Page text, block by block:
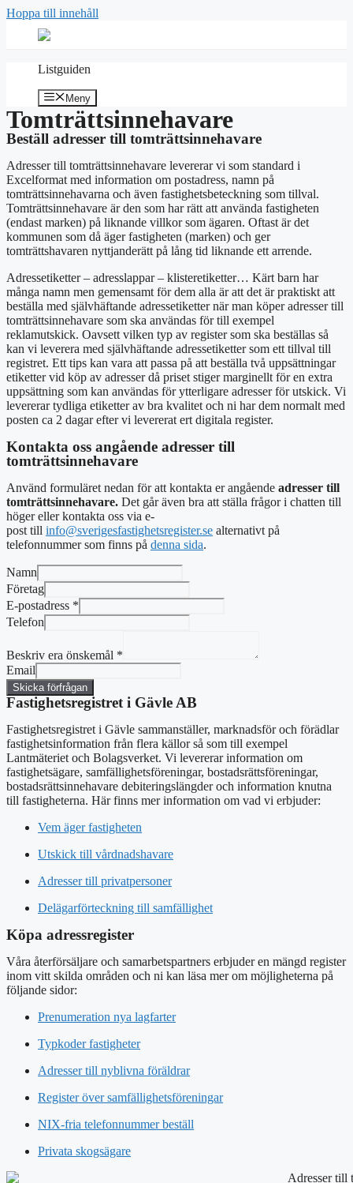
Hoppa till innehåll
Listguiden
Meny
Tomträttsinnehavare
Beställ adresser till tomträttsinnehavare
Adresser till tomträttsinnehavare levererar vi som standard i
Excelformat med information om postadress, namn på
tomträttsinnehavarna och även fastighetsbeteckning som tillval.
Tomträttsinnehavare är den som har rätt att använda fastigheten
(endast marken) på liknande villkor som ägaren. Oftast är det
kommunen som då äger fastigheten (marken) och ger
tomträttshavaren nyttjanderätt på lång tid liknande ett arrende.
Adressetiketter – adresslappar – klisteretiketter… Kärt barn har
många namn men gemensamt för dem alla är att det är praktiskt att
beställa med självhäftande adressetiketter när man köper adresser till
tomträttsinnehavare som ska användas för till exempel
reklamutskick. Oavsett vilken typ av register som ska beställas så
kan vi leverera med självhäftande adressetiketter som ett tillval till
registret. Ett tips kan vara att passa på att beställa två uppsättningar
etiketter vid köp av adresser då priset stiger marginellt för en extra
uppsättning som kan användas för ytterligare adresser för utskick. Vi
levererar tydliga etiketter av bra kvalitet och ni har dem normalt med
posten ca 2 dagar efter vi levererat ert digitala register.
Kontakta oss angående adresser till
tomträttsinnehavare
Använd formuläret nedan för att kontakta er angående adresser till
tomträttsinnehavare. Det går även bra att ställa frågor i chatten till
höger eller kontakta oss via e-
post till info@sverigesfastighetsregister.se alternativt på
telefonnummer som finns på denna sida.
Namn
Företag
E-postadress *
Telefon
Beskriv era önskemål *
Email
Skicka förfrågan
Fastighetsregistret i Gävle AB
Fastighetsregistret i Gävle sammanställer, marknadsför och förädlar
fastighetsinformation från flera källor så som till exempel
Lantmäteriet och Bolagsverket. Vi levererar information om
fastighetsägare, samfällighetsföreningar, bostadsrättsföreningar,
bostadsrättsinnehavare debiteringslängder och information knutna
till fastigheterna. Här finns mer information om vad vi erbjuder:
Vem äger fastigheten
Utskick till vårdnadshavare
Adresser till privatpersoner
Delägarförteckning till samfällighet
Köpa adressregister
Våra återförsäljare och samarbetspartners erbjuder en mängd register
inom vitt skilda områden och ni kan läsa mer om möjligheterna på
följande sidor:
Prenumeration nya lagfarter
Typkoder fastigheter
Adresser till nyblivna föräldrar
Register över samfällighetsföreningar
NIX-fria telefonnummer beställ
Privata skogsägare